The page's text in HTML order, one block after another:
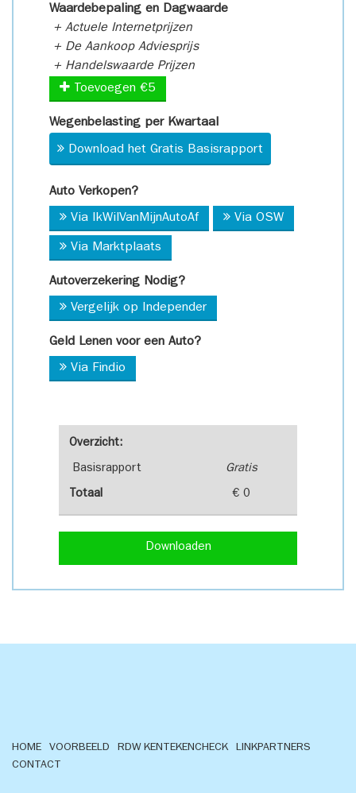
Overzicht:
Basisrapport Gratis
Totaal € 0
Downloaden
Waardebepaling en Dagwaarde
+ Actuele Internetprijzen
+ De Aankoop Adviesprijs
+ Handelswaarde Prijzen
Toevoegen €5
Wegenbelasting per Kwartaal
Download het Gratis Basisrapport
Auto Verkopen?
Via IkWilVanMijnAutoAf Via OSW
Via Marktplaats
Autoverzekering Nodig?
Vergelijk op Independer
Geld Lenen voor een Auto?
Via Findio
HOME VOORBEELD RDW KENTEKENCHECK
LINKPARTNERS
CONTACT